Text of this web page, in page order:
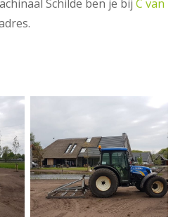
Schilde ben je bij C van